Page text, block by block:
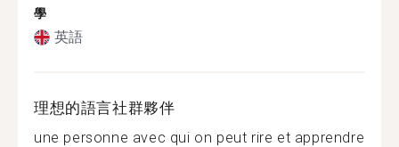
學
英語
理想的語言社群夥伴
une personne avec qui on peut rire et apprendre